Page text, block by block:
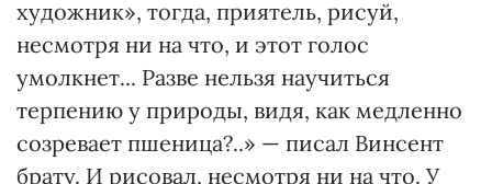
художник», тогда, приятель, рисуй,
несмотря ни на что, и этот голос
умолкнет... Разве нельзя научиться
терпению у природы, видя, как медленно
созревает пшеница?..» — писал Винсент
брату. И рисовал, несмотря ни на что. У